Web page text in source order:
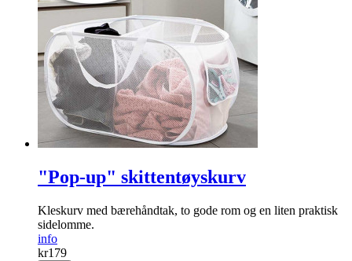
"Pop-up" skittentøyskurv
Kleskurv med bærehåndtak, to gode rom og en liten praktisk
sidelomme.
info
kr179